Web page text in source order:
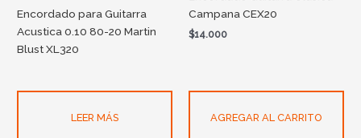
Encordado para Guitarra
Acustica 0.10 80-20 Martin
Blust XL320
LEER MÁS
Campana CEX20
$14.000
AGREGAR AL CARRITO